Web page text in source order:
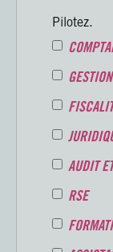
Pilotez.
AUDIT
RSE